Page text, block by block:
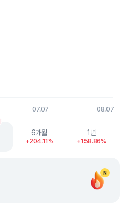
07.07 08.07
6개월
+204.11%
1년
+158.86%
N